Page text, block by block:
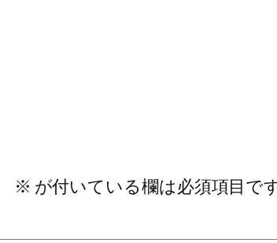
※ が付いている欄は必須項目で